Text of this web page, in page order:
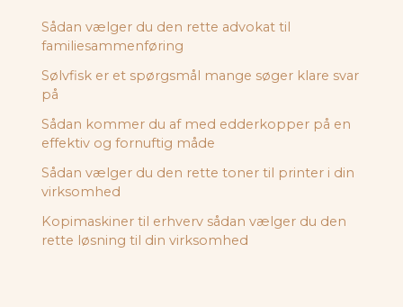
Sådan vælger du den rette advokat til
familiesammenføring
Sølvfisk er et spørgsmål mange søger klare svar
på
Sådan kommer du af med edderkopper på en
effektiv og fornuftig måde
Sådan vælger du den rette toner til printer i din
virksomhed
Kopimaskiner til erhverv sådan vælger du den
rette løsning til din virksomhed